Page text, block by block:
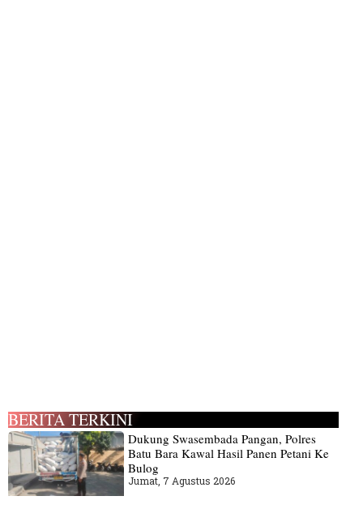
BERITA TERKINI
Dukung Swasembada Pangan, Polres
Batu Bara Kawal Hasil Panen Petani Ke
Bulog
Jumat, 7 Agustus 2026